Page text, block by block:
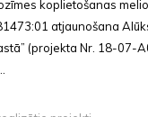
koplietošanas
atjaunošana
(projekta Nr. 18-07-